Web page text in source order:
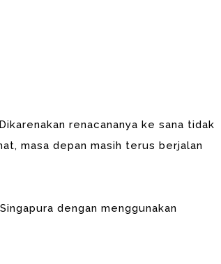
renacananya ke sana tidak
masa depan masih terus berjalan
dengan menggunakan